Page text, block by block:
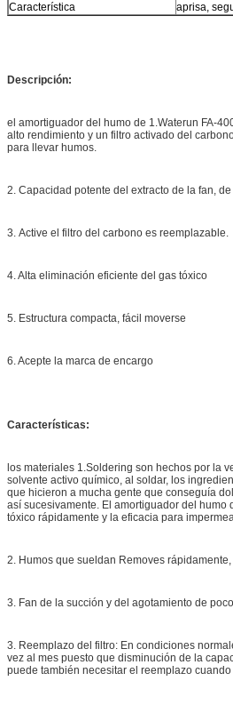
Característica aprisa,
Descripción:
el amortiguador del humo de 1.Waterun FA-
alto rendimiento y un filtro activado del
para llevar humos.
2. Capacidad potente del extracto de la fan,
3. Active el filtro del carbono es reemplazable.
4. Alta eliminación eficiente del gas tóxico
5. Estructura compacta, fácil moverse
6. Acepte la marca de encargo
Características:
los materiales 1.Soldering son hechos por la
solvente activo químico, al soldar, los
que hicieron a mucha gente que conseguía
así sucesivamente. El amortiguador del humo
tóxico rápidamente y la eficacia para
2. Humos que sueldan Removes
3. Fan de la succión y del agotamiento de
3. Reemplazo del filtro: En condiciones
vez al mes puesto que disminución de la
puede también necesitar el reemplazo